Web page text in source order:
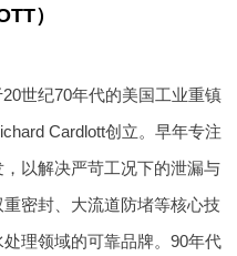
）
世纪70年代的美国工业重镇
Cardlott创立。早年专注
以解决严苛工况下的泄漏与
密封、大流道防堵等核心技
理领域的可靠品牌。90年代